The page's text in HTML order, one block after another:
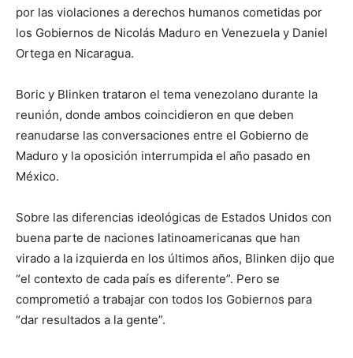
por las violaciones a derechos humanos cometidas por
los Gobiernos de Nicolás Maduro en Venezuela y Daniel
Ortega en Nicaragua.
Boric y Blinken trataron el tema venezolano durante la
reunión, donde ambos coincidieron en que deben
reanudarse las conversaciones entre el Gobierno de
Maduro y la oposición interrumpida el año pasado en
México.
Sobre las diferencias ideológicas de Estados Unidos con
buena parte de naciones latinoamericanas que han
virado a la izquierda en los últimos años, Blinken dijo que
“el contexto de cada país es diferente”. Pero se
comprometió a trabajar con todos los Gobiernos para
“dar resultados a la gente”.